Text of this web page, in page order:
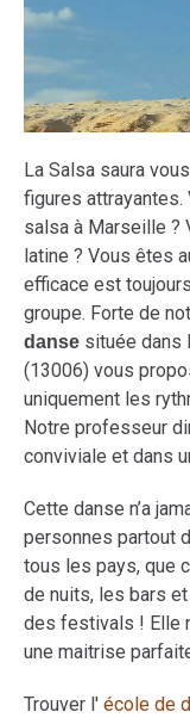
La Salsa saura
figures
salsa à Marseille ?
latine ? Vous êtes
efficace est
groupe. Forte de
danse située dans
(13006) vous
uniquement les
Notre professeur
conviviale et dans
Cette danse n’a
personnes partout
tous les pays, que
de nuits, les bars
des festivals ! Elle
une maitrise
Trouver l' école de